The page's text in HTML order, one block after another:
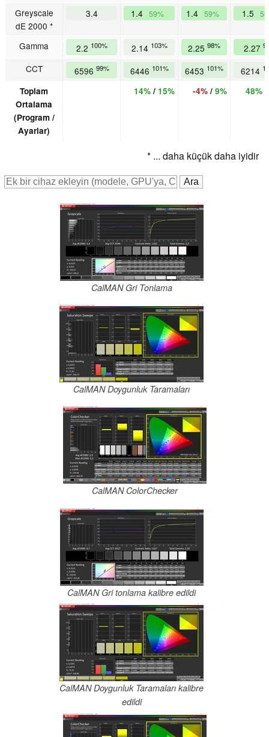
Greyscale
dE 2000 *
3.4 1.4 59% 1.4 59% 1.5
Gamma 2.2 100% 2.14 103% 2.25 98% 2.27
CCT 6596 99% 6446 101% 6453 101% 6214
Toplam
Ortalama
(Program /
Ayarlar)
14%/ 15% -4%/ 9% 48%/
* ... daha küçük daha iyidir
CalMAN Gri Tonlama
CalMAN Doygunluk Taramaları
CalMAN ColorChecker
CalMAN Gri tonlama kalibre edildi
CalMAN Doygunluk Taramaları kalibre
edildi